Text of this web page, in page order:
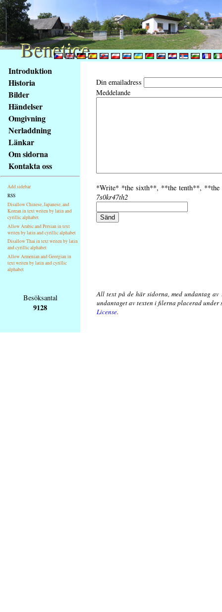
obsah
stránky
Klávesové
zkratky
tomto
webu
základní
Hlavní
strana
Introduktion
Historia
Bilder
Händelser
Omgivning
Nerladdning
Länkar
Om sidorna
Kontakta oss
Add sidebar
RSS
Disallow Chinese, Japanese, and
Korean in text writen by latin and
cyrillic alphabet
Allow Arabic and Persian in text
writen by latin and cyrillic alphabet
Disallow Thai in text writen by latin
and cyrillic alphabet
Allow Armenian and Georgian in
text writen by latin and cyrillic
alphabet
Din emailadress
Meddelande
*Write* *the sixth**, **the tenth**, **the
7s0kr47th2
Besöksantal
9128
All text på de här sidorna, med undantag av
undantaget av texten i filerna placerad
License.
Benetice
Benetice